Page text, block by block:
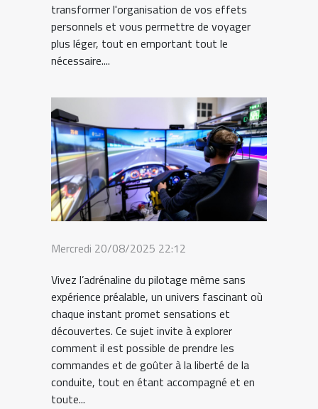
transformer l'organisation de vos effets
personnels et vous permettre de voyager
plus léger, tout en emportant tout le
nécessaire....
Mercredi 20/08/2025 22:12
Vivez l’adrénaline du pilotage même sans
expérience préalable, un univers fascinant où
chaque instant promet sensations et
découvertes. Ce sujet invite à explorer
comment il est possible de prendre les
commandes et de goûter à la liberté de la
conduite, tout en étant accompagné et en
toute...